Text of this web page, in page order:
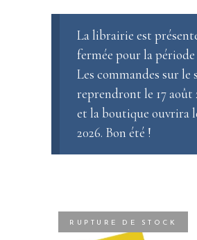
La librairie est
fermée pour la
Les commandes sur le
reprendront le 17 août
et la boutique ouvrira
2026. Bon été !
RUPTURE DE STOCK